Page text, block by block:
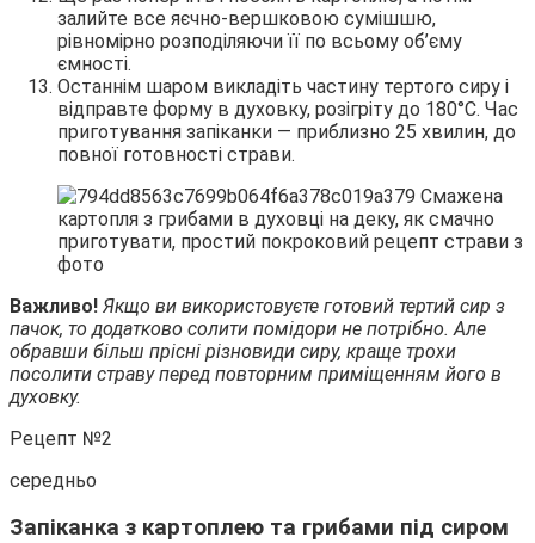
залийте все яєчно-вершковою сумішшю,
рівномірно розподіляючи її по всьому об’єму
ємності.
Останнім шаром викладіть частину тертого сиру і
відправте форму в духовку, розігріту до 180°С. Час
приготування запіканки — приблизно 25 хвилин, до
повної готовності страви.
Важливо! Якщо ви використовуєте готовий тертий сир з
пачок, то додатково солити помідори не потрібно. Але
обравши більш прісні різновиди сиру, краще трохи
посолити страву перед повторним приміщенням його в
духовку.
Рецепт №2
середньо
Запіканка з картоплею та грибами під сиром